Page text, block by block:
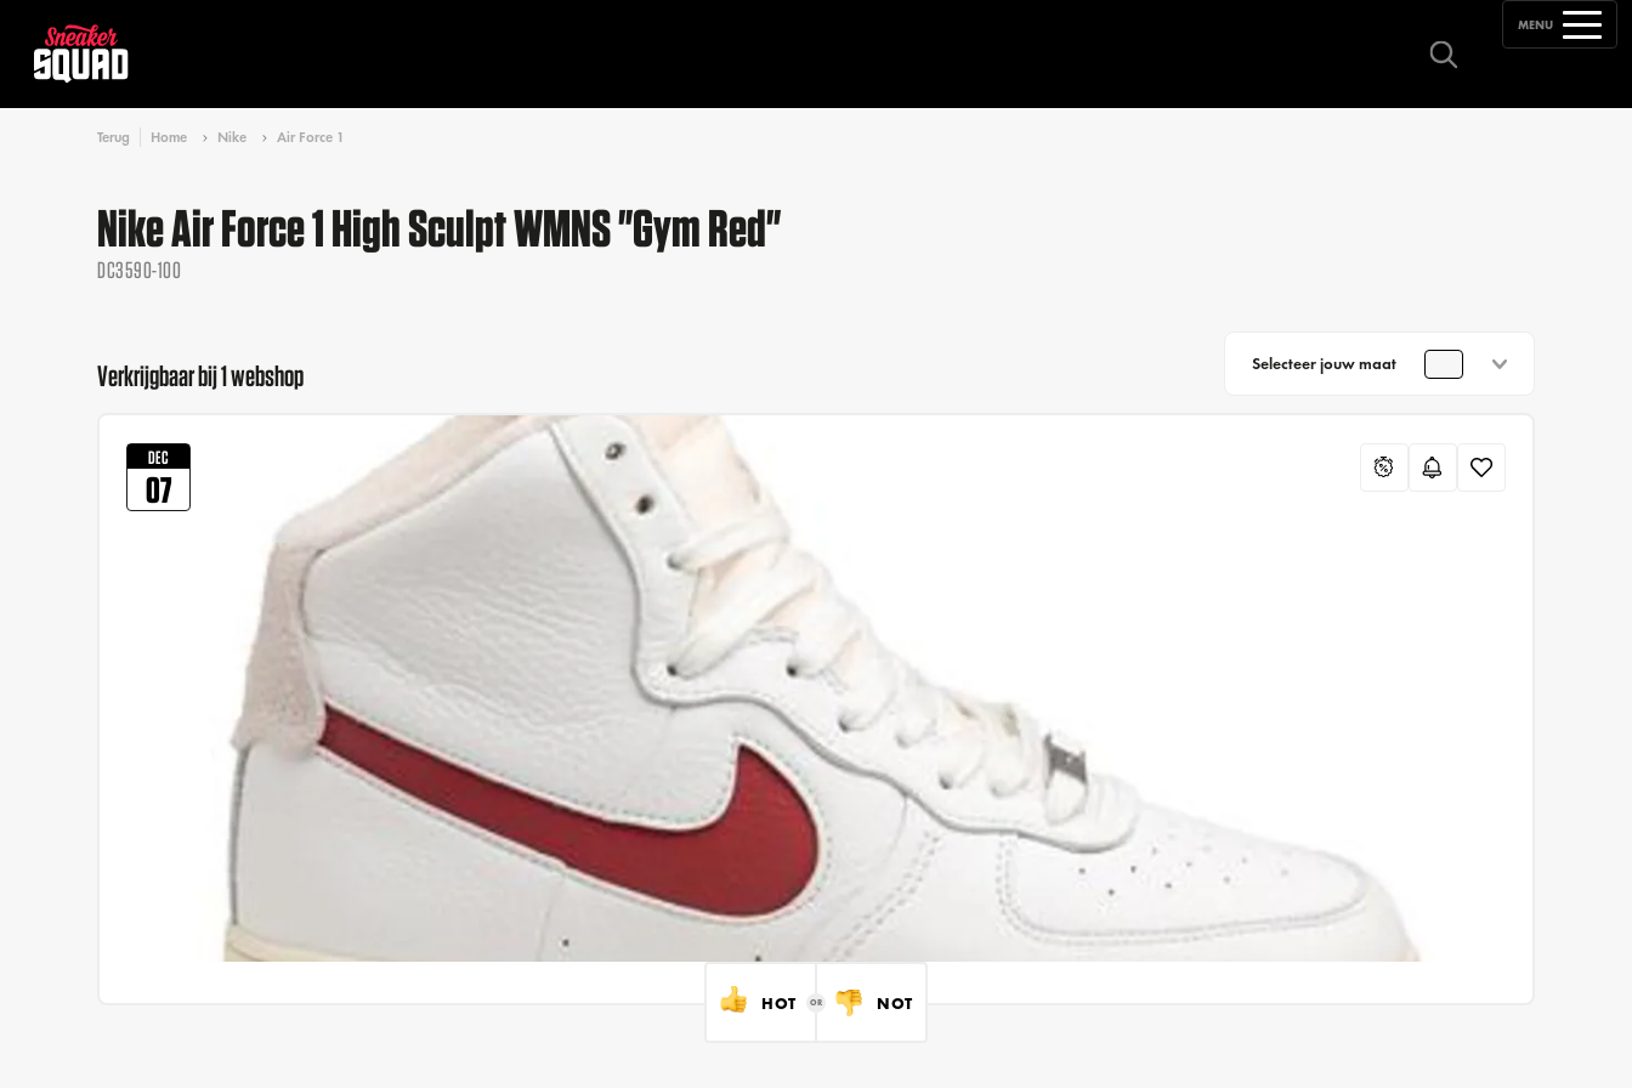
MENU
Terug Home Nike Air Force 1
Nike Air Force 1 High Sculpt WMNS "Gym Red"
DC3590-100
Verkrijgbaar bij 1 webshop Selecteer jouw maat
DEC
07
HOT NOT